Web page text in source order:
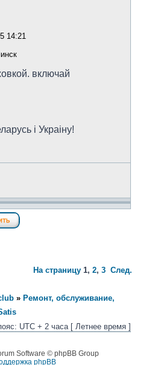
14:21
включай
i Украiну!
На страницу 1, 2, 3 След.
» Ремонт, обслуживание,
UTC + 2 часа [ Летнее время ]
Software © phpBB Group
phpBB